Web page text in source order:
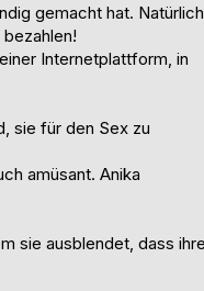
gemacht hat. Natürlich
Internetplattform, in
sie für den Sex zu
amüsant. Anika
sie ausblendet, dass